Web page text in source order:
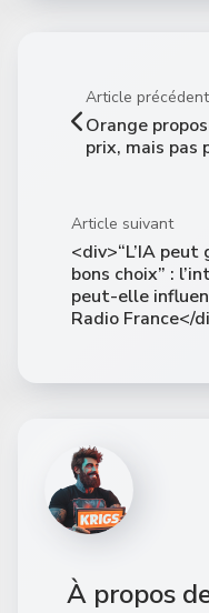
Article précédent
Orange
prix, mais pas
Article suivant
<div>“L’IA peut
bons choix” :
peut-elle
Radio France</
À propos